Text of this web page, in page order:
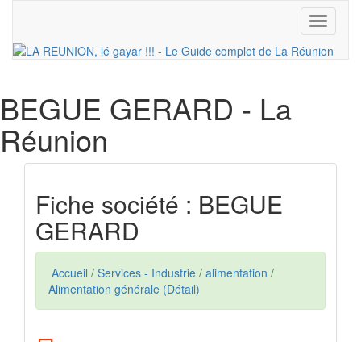
Toggle
BEGUE GERARD - La
Réunion
Fiche société : BEGUE
GERARD
Accueil / Services - Industrie / alimentation /
Alimentation générale (Détail)